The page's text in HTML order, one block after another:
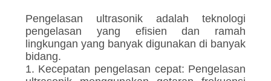
Pengelasan ultrasonik adalah teknologi
pengelasan yang efisien dan ramah
lingkungan yang banyak digunakan di banyak
bidang.
1. Kecepatan pengelasan cepat: Pengelasan